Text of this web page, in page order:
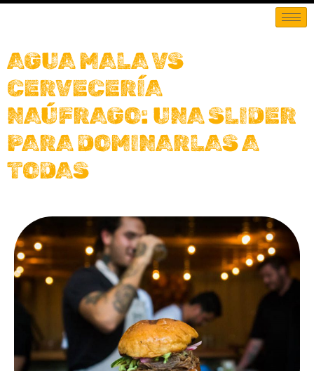
AGUA MALA VS
CERVECERÍA
NAÚFRAGO: UNA SLIDER
PARA DOMINARLAS A
TODAS